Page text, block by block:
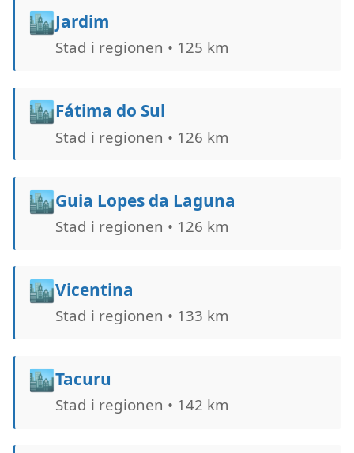
🏙️Jardim
Stad i regionen • 125 km
🏙️Fátima do Sul
Stad i regionen • 126 km
🏙️Guia Lopes da Laguna
Stad i regionen • 126 km
🏙️Vicentina
Stad i regionen • 133 km
🏙️Tacuru
Stad i regionen • 142 km